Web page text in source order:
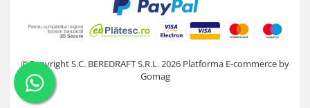
©Copyright S.C. BEREDRAFT S.R.L. 2026 Platforma E-commerce by
Gomag